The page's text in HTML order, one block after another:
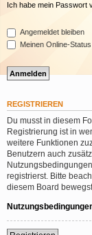
Ich habe mein Passwort
Angemeldet bleiben
Meinen Online-
REGISTRIEREN
Du musst in diesem
Registrierung ist in
weitere Funktionen
Benutzern auch
registrierst. Bitte
diesem Board bewegst.